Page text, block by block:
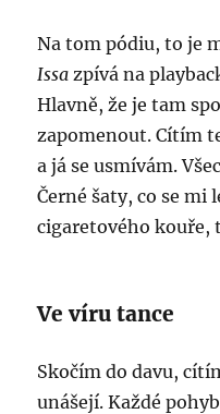
Na tom pódiu, to je
Issa zpívá na
Hlavně, že je tam
zapomenout. Cítím
a já se usmívám.
Černé šaty, co se mi
cigaretového kouře,
Ve víru tance
Skočím do davu,
unášejí. Každé